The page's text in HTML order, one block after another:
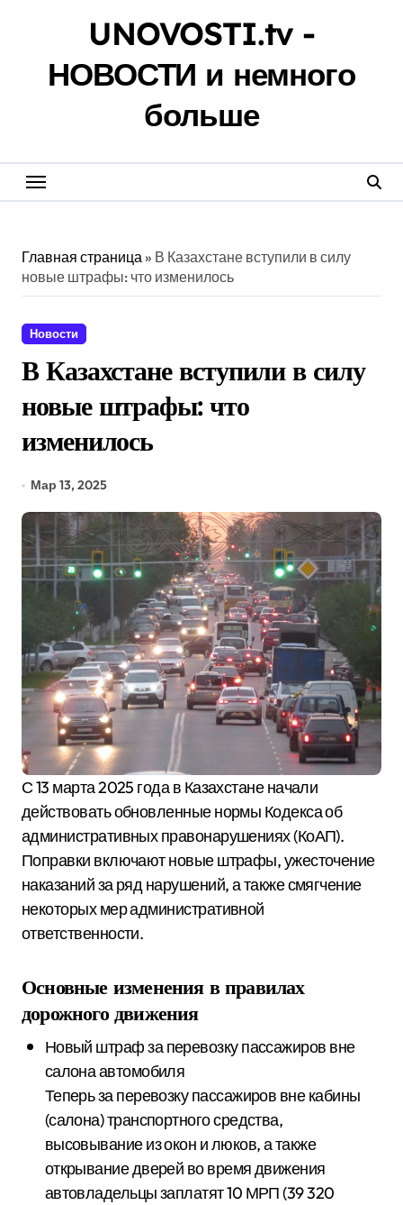
UNOVOSTI.tv -
НОВОСТИ и немного
больше
Главная страница» В Казахстане вступили в силу
новые штрафы: что изменилось
Новости
В Казахстане вступили в силу
новые штрафы: что
изменилось
Мар 13, 2025
С 13 марта 2025 года в Казахстане начали
действовать обновленные нормы Кодекса об
административных правонарушениях (КоАП).
Поправки включают новые штрафы, ужесточение
наказаний за ряд нарушений, а также смягчение
некоторых мер административной
ответственности.
Основные изменения в правилах
дорожного движения
Новый штраф за перевозку пассажиров вне
салона автомобиля
Теперь за перевозку пассажиров вне кабины
(салона) транспортного средства,
высовывание из окон и люков, а также
открывание дверей во время движения
автовладельцы заплатят 10 МРП (39 320